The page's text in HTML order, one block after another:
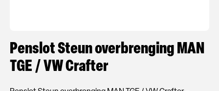
Penslot Steun overbrenging MAN
TGE / VW Crafter